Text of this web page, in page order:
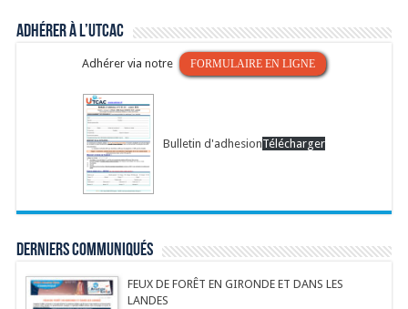
Adhérer à l’UTCAC
Adhérer via notre FORMULAIRE EN LIGNE
Bulletin d'adhesionTélécharger
Derniers communiqués
FEUX DE FORÊT EN GIRONDE ET DANS LES
LANDES